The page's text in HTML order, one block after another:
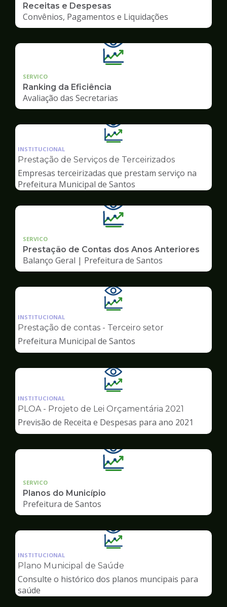
Receitas e Despesas
Convênios, Pagamentos e Liquidações
SERVICO
Ranking da Eficiência
Avaliação das Secretarias
Ilustração
da
pagina
Transparência
INSTITUCIONAL
Prestação de Serviços de Terceirizados
Empresas terceirizadas que prestam serviço na
Prefeitura Municipal de Santos
SERVICO
Prestação de Contas dos Anos Anteriores
Balanço Geral | Prefeitura de Santos
Ilustração
da
pagina
de
Transparência
INSTITUCIONAL
Prestação de contas - Terceiro setor
Prefeitura Municipal de Santos
Ilustração
da
pagina
Transparência
INSTITUCIONAL
PLOA - Projeto de Lei Orçamentária 2021
Previsão de Receita e Despesas para ano 2021
SERVICO
Planos do Município
Prefeitura de Santos
Ilustração
da
pagina
de
Transparência
INSTITUCIONAL
Plano Municipal de Saúde
Consulte o histórico dos planos muncipais para
saúde